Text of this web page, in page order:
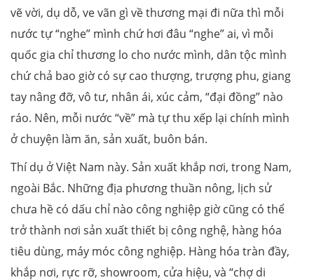
vẽ vời, dụ dỗ, ve vãn gì về thương mại đi nữa thì mỗi
nước tự “nghe” mình chứ hơi đâu “nghe” ai, vì mỗi
quốc gia chỉ thương lo cho nước mình, dân tộc mình
chứ chả bao giờ có sự cao thượng, trượng phu, giang
tay nâng đỡ, vô tư, nhân ái, xúc cảm, “đại đồng” nào
ráo. Nên, mỗi nước “về” mà tự thu xếp lại chính mình
ở chuyện làm ăn, sản xuất, buôn bán.
Thí dụ ở Việt Nam này. Sản xuất khắp nơi, trong Nam,
ngoài Bắc. Những địa phương thuần nông, lịch sử
chưa hề có dấu chỉ nào công nghiệp giờ cũng có thể
trở thành nơi sản xuất thiết bị công nghệ, hàng hóa
tiêu dùng, máy móc công nghiệp. Hàng hóa tràn đầy,
khắp nơi, rực rỡ, showroom, cửa hiệu, và “chợ di